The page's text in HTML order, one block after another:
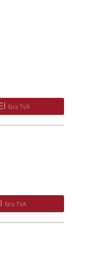
fara TVA
fara TVA